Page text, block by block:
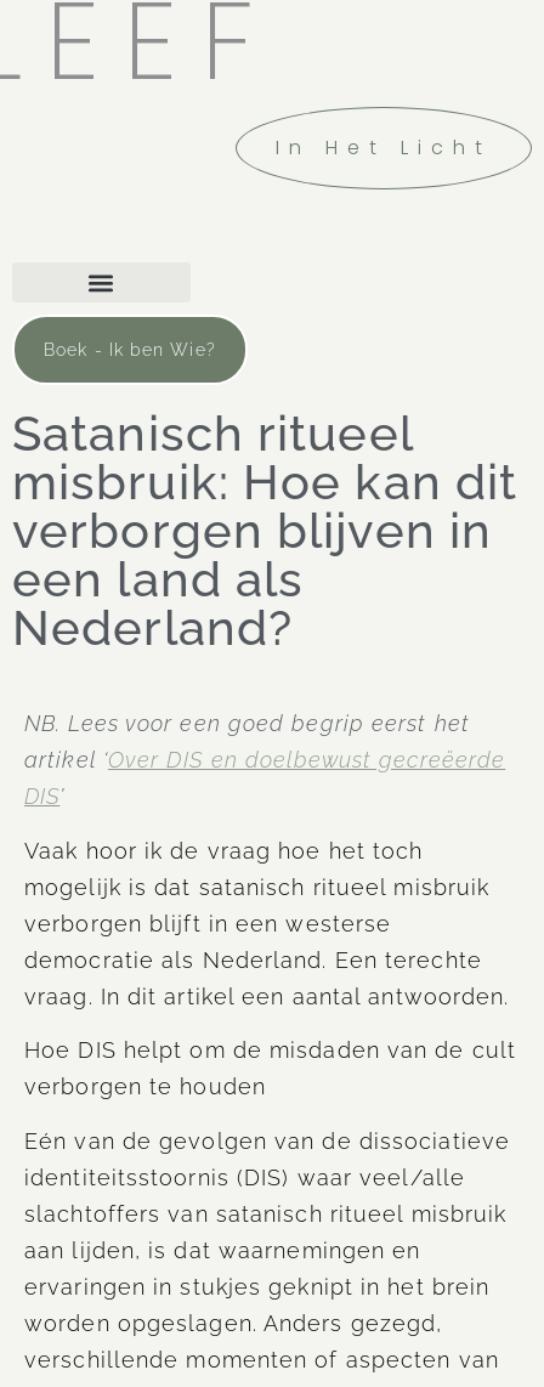
In Het Licht
Boek - Ik ben Wie?
Satanisch ritueel
misbruik: Hoe kan dit
verborgen blijven in
een land als
Nederland?
NB. Lees voor een goed begrip eerst het
artikel ‘Over DIS en doelbewust gecreëerde
DIS’
Vaak hoor ik de vraag hoe het toch
mogelijk is dat satanisch ritueel misbruik
verborgen blijft in een westerse
democratie als Nederland. Een terechte
vraag. In dit artikel een aantal antwoorden.
Hoe DIS helpt om de misdaden van de cult
verborgen te houden
Eén van de gevolgen van de dissociatieve
identiteitsstoornis (DIS) waar veel/alle
slachtoffers van satanisch ritueel misbruik
aan lijden, is dat waarnemingen en
ervaringen in stukjes geknipt in het brein
worden opgeslagen. Anders gezegd,
verschillende momenten of aspecten van